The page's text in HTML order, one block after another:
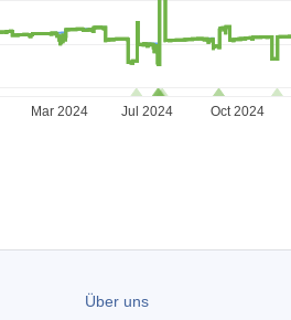
Mar 2024 Jul 2024 Oct 2024
Über uns